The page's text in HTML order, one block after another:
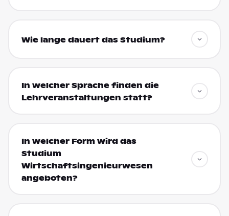
Wie lange dauert das Studium?
In welcher Sprache finden die
Lehrveranstaltungen statt?
In welcher Form wird das
Studium
Wirtschaftsingenieurwesen
angeboten?